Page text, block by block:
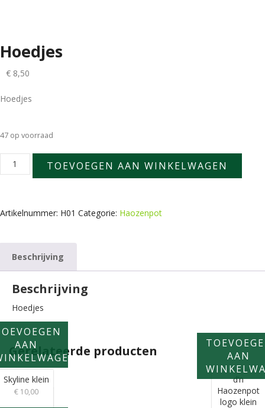
Hoedjes
€ 8,50
Hoedjes
47 op voorraad
Hoedjes
aantal
TOEVOEGEN AAN WINKELWAGEN
Artikelnummer: H01 Categorie: Haozenpot
Beschrijving
Beschrijving
Hoedjes
Gerelateerde producten
Skyline klein
€ 10,00
AAN
d’n
Haozenpot
logo klein
AAN